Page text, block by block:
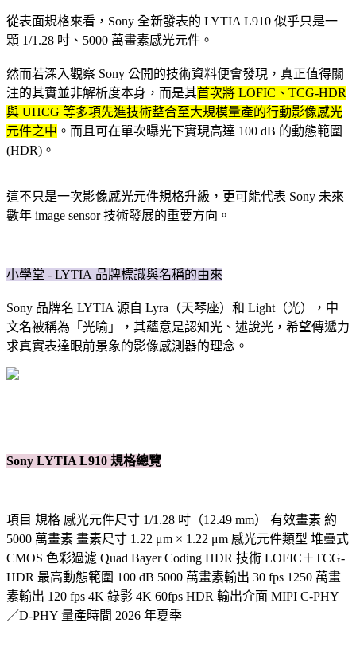
從表面規格來看，Sony 全新發表的 LYTIA L910 似乎只是一
顆 1/1.28 吋、5000 萬畫素感光元件。
然而若深入觀察 Sony 公開的技術資料便會發現，真正值得關
注的其實並非解析度本身，而是其首次將 LOFIC、TCG-HDR
與 UHCG 等多項先進技術整合至大規模量產的行動影像感光
元件之中 。而且可在單次曝光下實現高達 100 dB 的動態範圍
(HDR)。
這不只是一次影像感光元件規格升級，更可能代表 Sony 未來
數年 image sensor 技術發展的重要方向。
小學堂 - LYTIA 品牌標識與名稱的由來
Sony 品牌名 LYTIA 源自 Lyra（天琴座）和 Light（光），中
文名被稱為「光喻」，其蘊意是認知光、述說光，希望傳遞力
求真實表達眼前景象的影像感測器的理念。
Sony LYTIA L910 規格總覽
項目 規格 感光元件尺寸 1/1.28 吋（12.49 mm） 有效畫素 約
5000 萬畫素 畫素尺寸 1.22 μm × 1.22 μm 感光元件類型 堆疊式
CMOS 色彩過濾 Quad Bayer Coding HDR 技術 LOFIC＋TCG-
HDR 最高動態範圍 100 dB 5000 萬畫素輸出 30 fps 1250 萬畫
素輸出 120 fps 4K 錄影 4K 60fps HDR 輸出介面 MIPI C-PHY
／D-PHY 量產時間 2026 年夏季